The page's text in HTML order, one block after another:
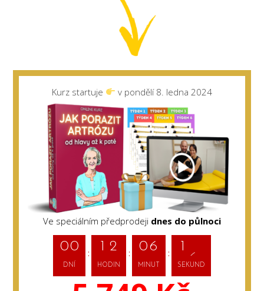
Kurz startuje v pondělí 8. ledna 2024
Ve speciálním předprodeji dnes do půlnoci
00
DNÍ
1 2
HODIN
06
MINUT
1
SEKUND